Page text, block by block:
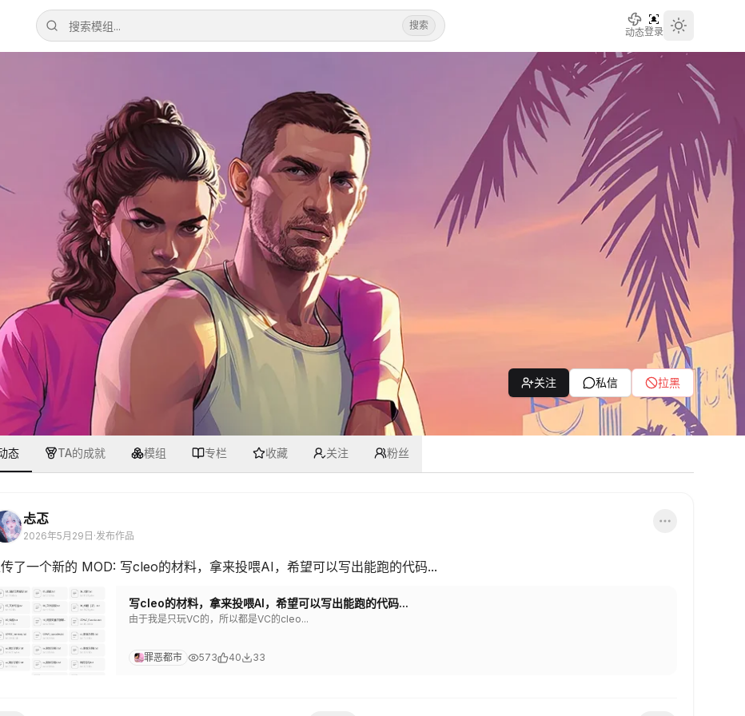
搜索
动态登录
关注 私信 拉黑
态 TA的成就 模组 专栏 收藏 关注 粉丝
忐忑
2026年5月29日 ·发布作品
了一个新的 MOD: 写cleo的材料，拿来投喂AI，希望可以写出能跑的代码...
写cleo的材料，拿来投喂AI，希望可以写出能跑的代码...
由于我是只玩VC的，所以都是VC的cleo...
罪恶都市 573 40 33